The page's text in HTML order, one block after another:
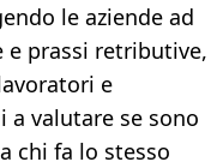
le aziende ad
prassi retributive,
e
a valutare se sono
chi fa lo stesso